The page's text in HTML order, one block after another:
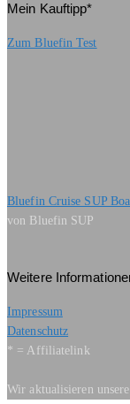
Mein Kauftipp*
Zum Bluefin Test
Bluefin Cruise SUP
von Bluefin SUP
Weitere
Impressum
Datenschutz
* = Affiliatelink
Wir aktualisieren